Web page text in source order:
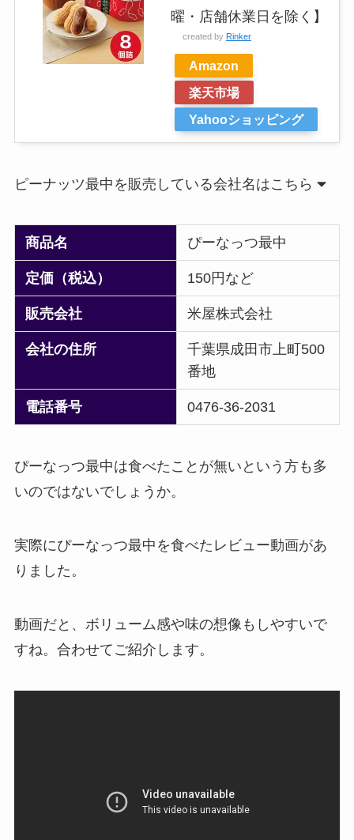
曜・店舗休業日を除く】
created by Rinker
Amazon
楽天市場
Yahooショッピング
ピーナッツ最中を販売している会社名はこちら
商品名 ぴーなっつ最中
定価（税込） 150円など
販売会社 米屋株式会社
会社の住所
千葉県成田市上町500
番地
電話番号 0476-36-2031
ぴーなっつ最中は食べたことが無いという方も多
いのではないでしょうか。
実際にぴーなっつ最中を食べたレビュー動画があ
りました。
動画だと、ボリューム感や味の想像もしやすいで
すね。合わせてご紹介します。